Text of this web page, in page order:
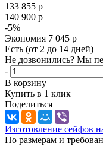
133 855 р
140 900 р
-5%
Экономия 7 045 р
Есть (от 2 до 14 дней)
Не дозвонились? Мы
-
В корзину
Купить в 1 клик
Поделиться
Изготовление сейфов
По размерам и